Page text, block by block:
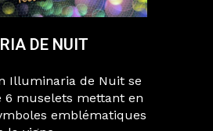
DE NUIT
Illuminaria de Nuit se
6 muselets mettant en
emblématiques